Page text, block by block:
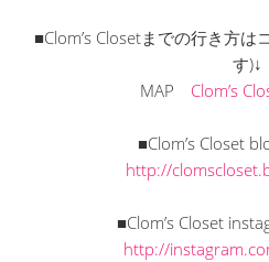
■Clom’s Closetまでの行き方は
す)↓
MAP Clom’s
■Clom’s Closet
http://
■Clom’s Closet
http://